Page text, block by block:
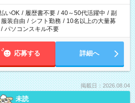
いOK / 履歴書不要 / 40～50代活躍中 / 副
服装自由 / シフト勤務 / 10名以上の大量募
/ パソコンスキル不要
応募する 詳細へ
掲載日：2026.08.04
未読